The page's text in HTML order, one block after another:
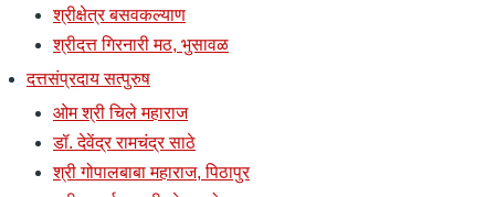
श्रीक्षेत्र बसवकल्याण
श्रीदत्त गिरनारी मठ, भुसावळ
दत्तसंप्रदाय सत्पुरुष
ओम श्री चिले महाराज
डॉ. देवेंद्र रामचंद्र साठे
श्री गोपालबाबा महाराज, पिठापुर